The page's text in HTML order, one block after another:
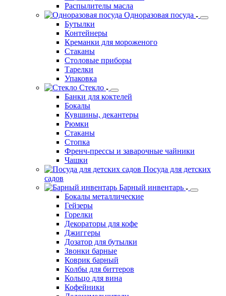
Распылителы масла
Одноразовая посуда
Бутылки
Контейнеры
Креманки для мороженого
Стаканы
Столовые приборы
Тарелки
Упаковка
Стекло
Банки для коктелей
Бокалы
Кувшины, декантеры
Рюмки
Стаканы
Стопка
Френч-прессы и заварочные чайники
Чашки
Посуда для детских
садов
Барный инвентарь
Бокалы металлические
Гейзеры
Горелки
Декораторы для кофе
Джиггеры
Дозатор для бутылки
Звонки барные
Коврик барный
Колбы для биттеров
Кольцо для вина
Кофейники